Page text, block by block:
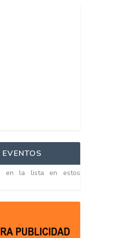
en la lista en estos